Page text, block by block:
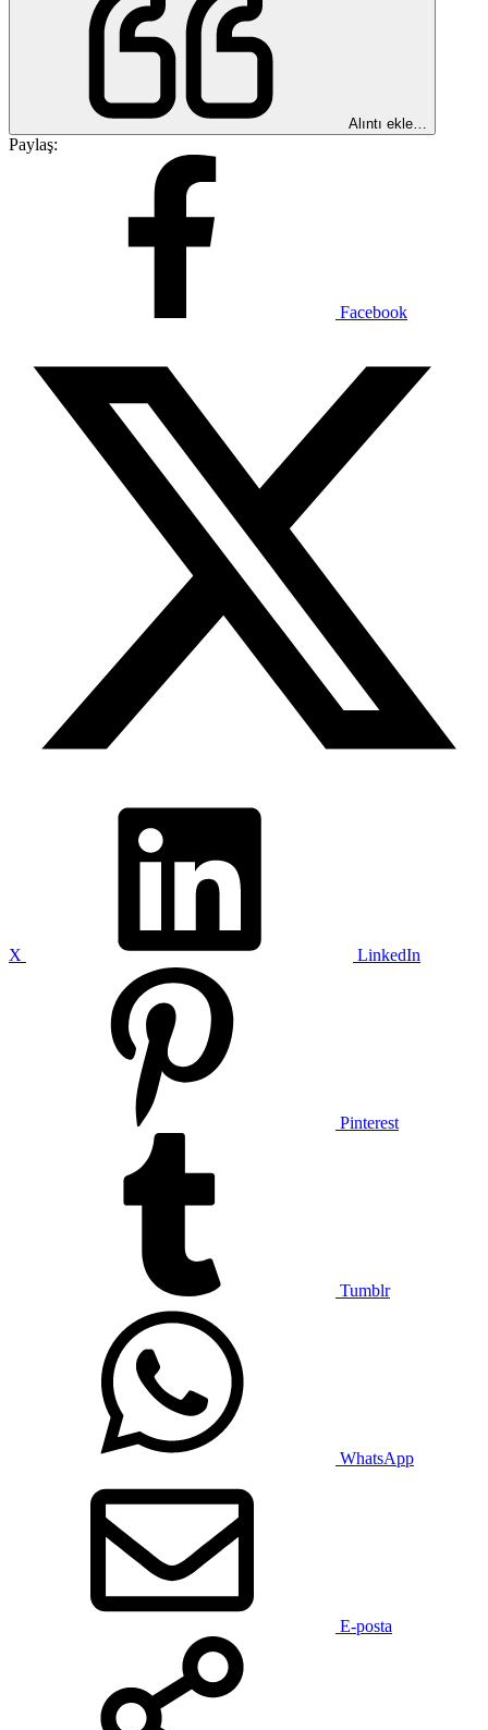
Alıntı ekle…
Paylaş:
Facebook
X LinkedIn
Pinterest
Tumblr
WhatsApp
E-posta